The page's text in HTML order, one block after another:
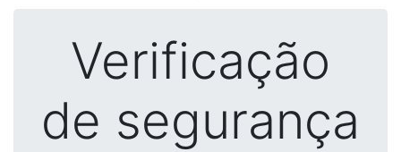
Verificação
de segurança